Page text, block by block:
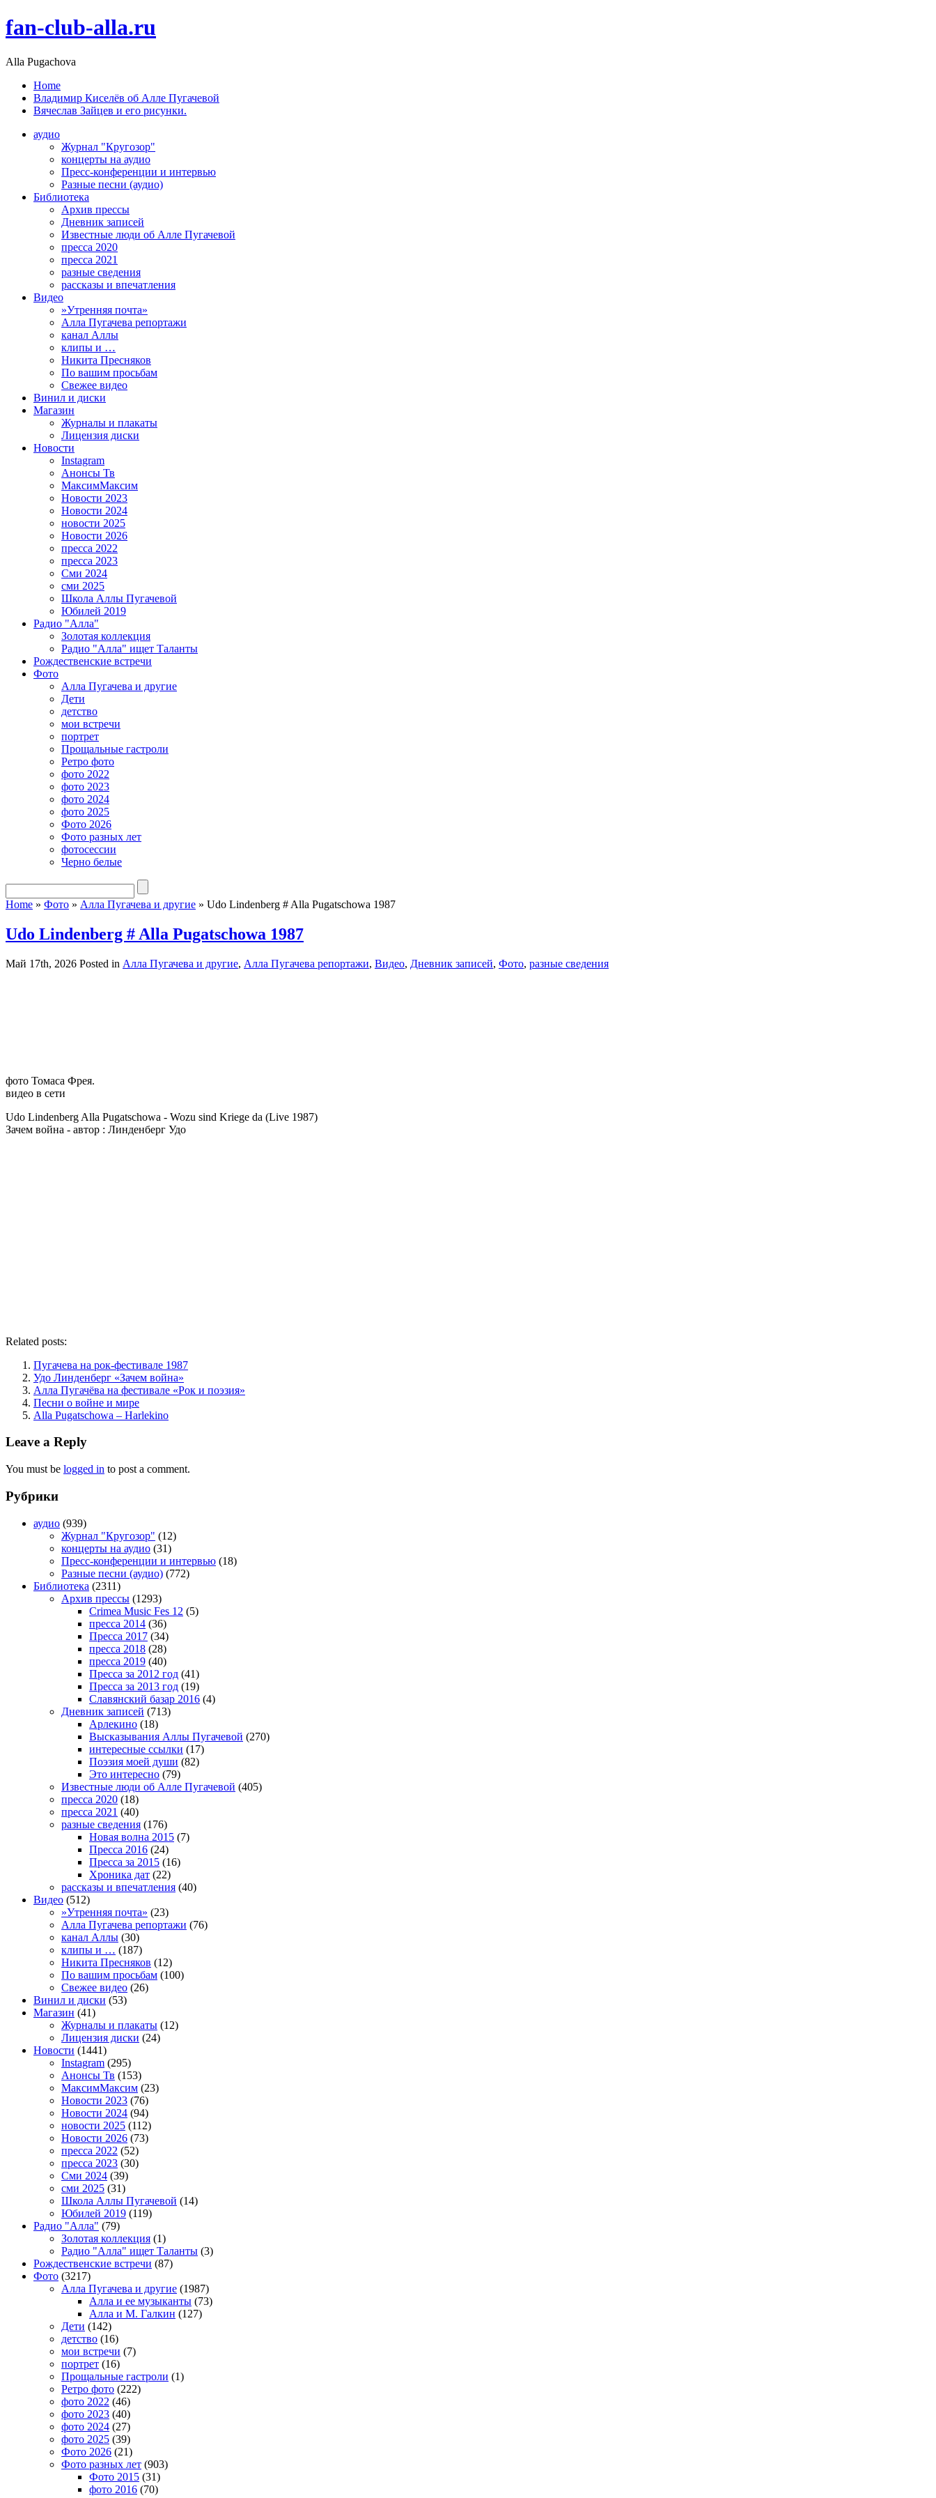
fan-club-alla.ru
Alla Pugachova
Home
Владимир Киселёв об Алле Пугачевой
Вячеслав Зайцев и его рисунки.
аудио
Журнал "Кругозор"
концерты на аудио
Пресс-конференции и интервью
Разные песни (аудио)
Библиотека
Архив прессы
Дневник записей
Известные люди об Алле Пугачевой
пресса 2020
пресса 2021
разные сведения
рассказы и впечатления
Видео
»Утренняя почта»
Алла Пугачева репортажи
канал Аллы
клипы и …
Никита Пресняков
По вашим просьбам
Свежее видео
Винил и диски
Магазин
Журналы и плакаты
Лицензия диски
Новости
Instagram
Анонсы Тв
МаксимМаксим
Новости 2023
Новости 2024
новости 2025
Новости 2026
пресса 2022
пресса 2023
Сми 2024
сми 2025
Школа Аллы Пугачевой
Юбилей 2019
Радио "Алла"
Золотая коллекция
Радио "Алла" ищет Таланты
Рождественские встречи
Фото
Алла Пугачева и другие
Дети
детство
мои встречи
портрет
Прощальные гастроли
Ретро фото
фото 2022
фото 2023
фото 2024
фото 2025
Фото 2026
Фото разных лет
фотосессии
Черно белые
Home » Фото » Алла Пугачева и другие » Udo Lindenberg # Alla Pugatschowa 1987
Udo Lindenberg # Alla Pugatschowa 1987
Май 17th, 2026 Posted in Алла Пугачева и другие, Алла Пугачева репортажи, Видео, Дневник записей, Фото, разные сведения
фото Томаса Фрея.
видео в сети
Udo Lindenberg Alla Pugatschowa - Wozu sind Kriege da (Live 1987)
Зачем война - автор : Линденберг Удо
Related posts:
Пугачева на рок-фестивале 1987
Удо Линденберг «Зачем война»
Алла Пугачёва на фестивале «Рок и поэзия»
Песни о войне и мире
Alla Pugatschowa – Harlekino
Leave a Reply
You must be logged in to post a comment.
Рубрики
аудио (939)
Журнал "Кругозор" (12)
концерты на аудио (31)
Пресс-конференции и интервью (18)
Разные песни (аудио) (772)
Библиотека (2311)
Архив прессы (1293)
Crimea Music Fes 12 (5)
пресса 2014 (36)
Пресса 2017 (34)
пресса 2018 (28)
пресса 2019 (40)
Пресса за 2012 год (41)
Пресса за 2013 год (19)
Славянский базар 2016 (4)
Дневник записей (713)
Арлекино (18)
Высказывания Аллы Пугачевой (270)
интересные ссылки (17)
Поэзия моей души (82)
Это интересно (79)
Известные люди об Алле Пугачевой (405)
пресса 2020 (18)
пресса 2021 (40)
разные сведения (176)
Новая волна 2015 (7)
Пресса 2016 (24)
Пресса за 2015 (16)
Хроника дат (22)
рассказы и впечатления (40)
Видео (512)
»Утренняя почта» (23)
Алла Пугачева репортажи (76)
канал Аллы (30)
клипы и … (187)
Никита Пресняков (12)
По вашим просьбам (100)
Свежее видео (26)
Винил и диски (53)
Магазин (41)
Журналы и плакаты (12)
Лицензия диски (24)
Новости (1441)
Instagram (295)
Анонсы Тв (153)
МаксимМаксим (23)
Новости 2023 (76)
Новости 2024 (94)
новости 2025 (112)
Новости 2026 (73)
пресса 2022 (52)
пресса 2023 (30)
Сми 2024 (39)
сми 2025 (31)
Школа Аллы Пугачевой (14)
Юбилей 2019 (119)
Радио "Алла" (79)
Золотая коллекция (1)
Радио "Алла" ищет Таланты (3)
Рождественские встречи (87)
Фото (3217)
Алла Пугачева и другие (1987)
Алла и ее музыканты (73)
Алла и М. Галкин (127)
Дети (142)
детство (16)
мои встречи (7)
портрет (16)
Прощальные гастроли (1)
Ретро фото (222)
фото 2022 (46)
фото 2023 (40)
фото 2024 (27)
фото 2025 (39)
Фото 2026 (21)
Фото разных лет (903)
Фото 2015 (31)
фото 2016 (70)